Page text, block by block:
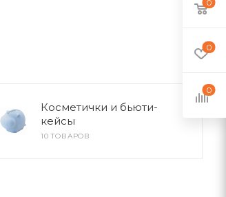
Косметички и бьюти-
кейсы
10 ТОВАРОВ
0
0
0